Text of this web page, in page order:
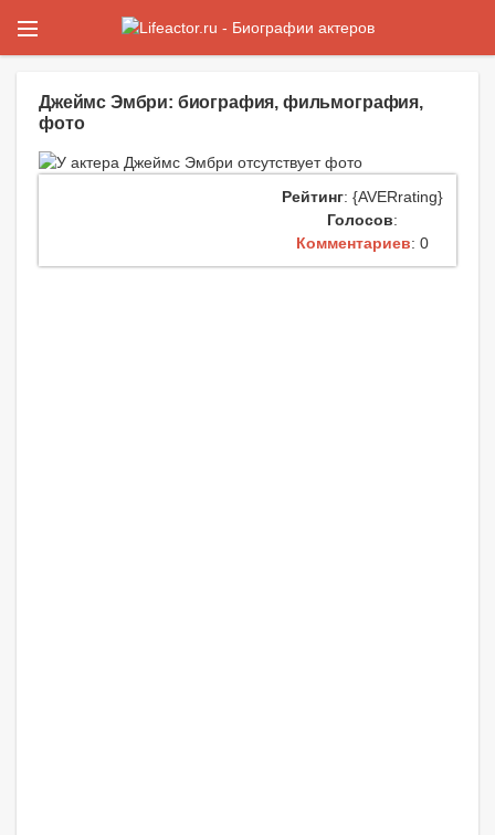
Джеймс Эмбри: биография, фильмография,
фото
Рейтинг: {AVERrating}
Голосов:
Комментариев: 0